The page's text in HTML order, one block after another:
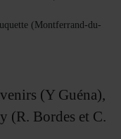
(Montferrand-du-
(Y Guéna),
(R. Bordes et C.